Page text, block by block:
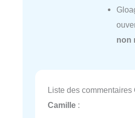
non
Liste des commentaires
Camille :